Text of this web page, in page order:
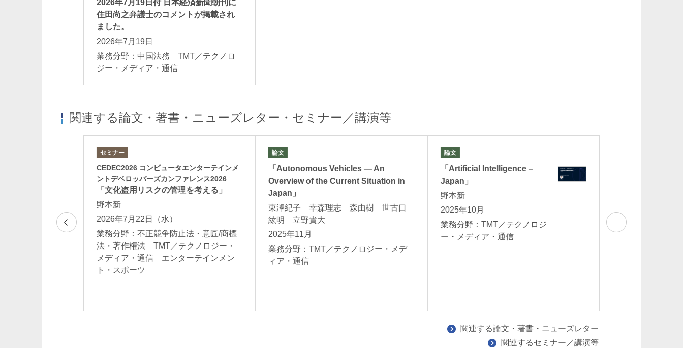
2026年7月19日付 日本経済新聞朝刊に
住田尚之弁護士のコメントが掲載され
ました。
2026年7月19日
業務分野：中国法務 TMT／テクノロ
ジー・メディア・通信
関連する論文・著書・ニューズレター・セミナー／講演等
15：50－16：20
セミナー
CEDEC2026 コンピュータエンターテインメ
ントデベロッパーズカンファレンス2026
「文化盗用リスクの管理を考える」
野本新
2026年7月22日（水）
業務分野：不正競争防止法・意匠/商標
法・著作権法 TMT／テクノロジー・
メディア・通信 エンターテインメン
ト・スポーツ
論文
「Autonomous Vehicles — An
Overview of the Current Situation in
Japan」
東澤紀子 幸森理志 森由樹 世古口
紘明 立野貴大
2025年11月
業務分野：TMT／テクノロジー・メデ
ィア・通信
論文
「Artificial Intelligence –
Japan」
野本新
2025年10月
業務分野：TMT／テクノロジ
ー・メディア・通信
樹 立野貴大 坂
2025年10月
関連する論文・著書・ニューズレター
関連するセミナー／講演等